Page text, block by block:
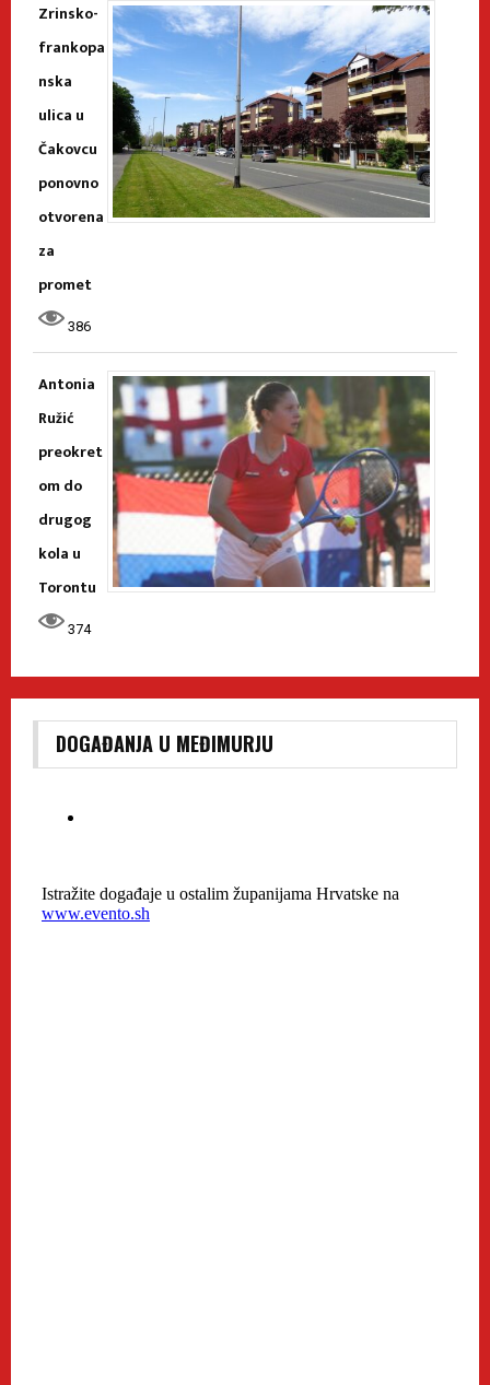
Zrinsko-
frankopa
nska
ulica u
Čakovcu
ponovno
otvorena
za
promet
386
Antonia
Ružić
preokret
om do
drugog
kola u
Torontu
374
DOGAĐANJA U MEĐIMURJU